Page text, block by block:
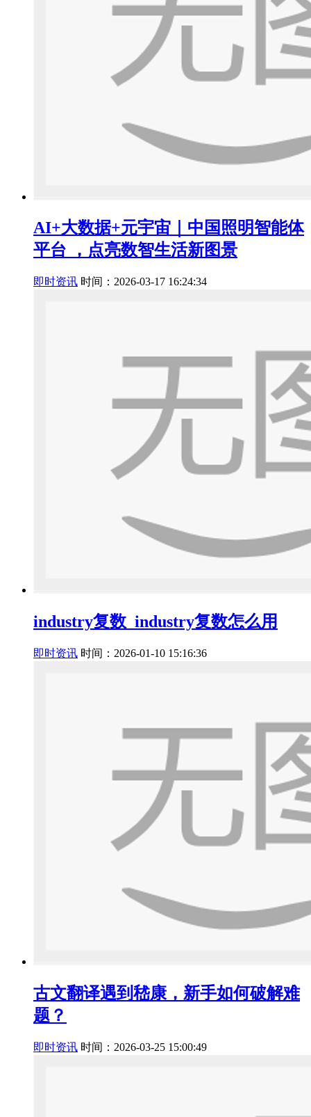
AI+大数据+元宇宙｜中国照明智能体
平台 ，点亮数智生活新图景
即时资讯 时间：2026-03-17 16:24:34
industry复数_industry复数怎么用
即时资讯 时间：2026-01-10 15:16:36
古文翻译遇到嵇康，新手如何破解难
题？
即时资讯 时间：2026-03-25 15:00:49